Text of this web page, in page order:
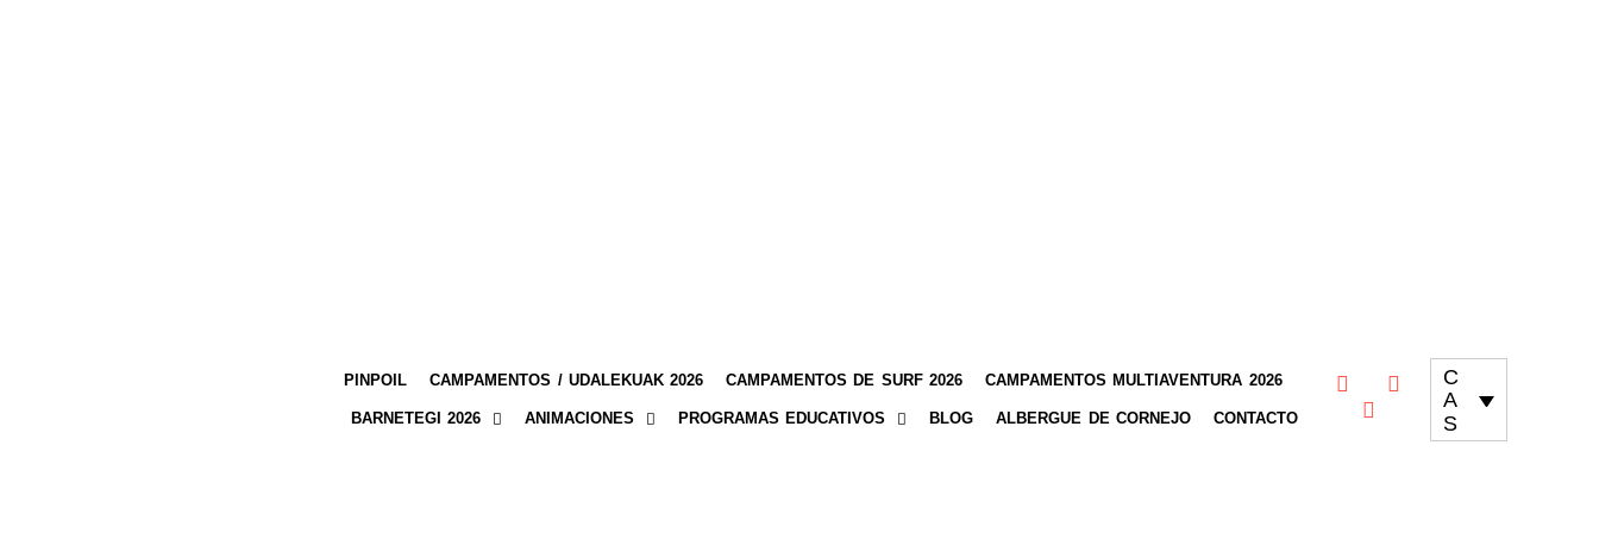
PINPOIL CAMPAMENTOS / UDALEKUAK 2026 CAMPAMENTOS DE SURF 2026 CAMPAMENTOS MULTIAVENTURA 2026
BARNETEGI 2026 ANIMACIONES PROGRAMAS EDUCATIVOS BLOG ALBERGUE DE CORNEJO CONTACTO
C
A
S